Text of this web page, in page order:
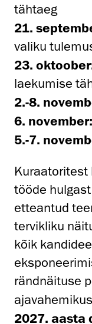
tähtaeg
21.
valiku
23.
laekumise
2.-8.
6. november:
5.-7.
Kuraatoritest
tööde
etteantud
tervikliku
kõik
rändnäituse
ajavahemikus
2027. aasta